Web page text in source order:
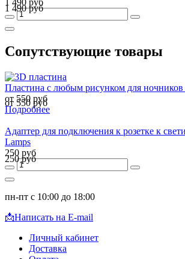
1 490 руб
Сопутствующие товары
Пластина с любым рисунком для
от 550 руб
от 550 руб
Подробнее
Адаптер для подключения к розетке к
Lamps
250 руб
250 руб
пн-пт с 10:00 до 18:00
📩Написать на E-mail
Личный кабинет
Доставка